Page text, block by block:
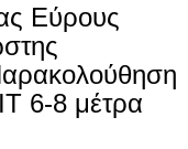
Εύρους
6-8 μέτρα